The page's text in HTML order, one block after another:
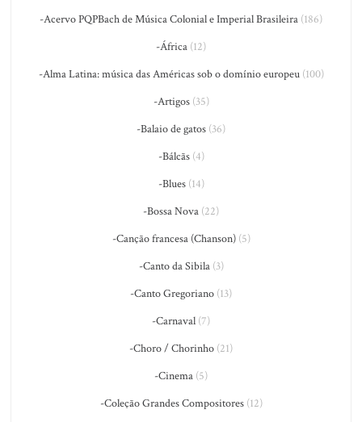
-Acervo PQPBach de Música Colonial e Imperial Brasileira (186)
-África (12)
-Alma Latina: música das Américas sob o domínio europeu(100)
-Artigos(35)
-Balaio de gatos (36)
-Bálcãs(4)
-Blues(14)
-Bossa Nova (22)
-Canção francesa (Chanson)(5)
-Canto da Sibila(3)
-Canto Gregoriano (13)
-Carnaval (7)
-Choro / Chorinho (21)
-Cinema (5)
-Coleção Grandes Compositores(12)